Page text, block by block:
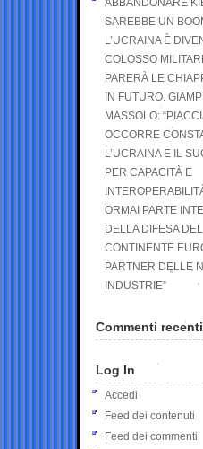
ABBANDONARE
SAREBBE UN
L’UCRAINA È
COLOSSO
PARERÀ LE
IN FUTURO.
MASSOLO:
OCCORRE
L’UCRAINA E IL
PER CAPACITÀ E
ORMAI PARTE
DELLA DIFESA DEL
CONTINENTE
PARTNER DELLE
INDUSTRIE”
Commenti recenti
Log In
Accedi
Feed dei contenuti
Feed dei commenti